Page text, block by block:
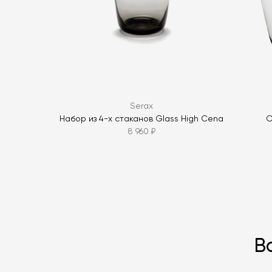
Serax
Набор из 4-х стаканов Glass High Cena
8 960 ₽